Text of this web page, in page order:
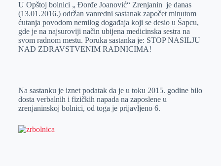
k
g
e
r
d
I
n
r
t
s
A
p
m
a
i
l
U Opštoj bolnici „ Đorđe Joanović“ Zrenjanin je danas
(13.01.2016.) održan vanredni sastanak započet minutom
ćutanja povodom nemilog događaja koji se desio u Šapcu,
gde je na najsuroviji način ubijena medicinska sestra na
svom radnom mestu. Poruka sastanka je: STOP NASILJU
NAD ZDRAVSTVENIM RADNICIMA!
Na sastanku je iznet podatak da je u toku 2015. godine bilo
dosta verbalnih i fizičkih napada na zaposlene u
zrenjaninskoj bolnici, od toga je prijavljeno 6.